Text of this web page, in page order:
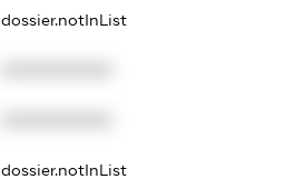
dossier.notInList
dossier.notInList